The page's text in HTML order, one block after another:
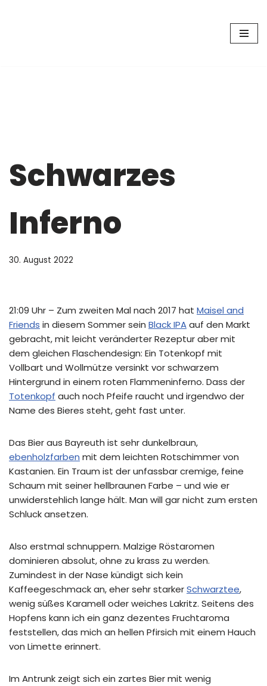
Schwarzes
Inferno
30. August 2022
21:09 Uhr – Zum zweiten Mal nach 2017 hat Maisel and
Friends in diesem Sommer sein Black IPAauf den Markt
gebracht, mit leicht veränderter Rezeptur aber mit
dem gleichen Flaschendesign: Ein Totenkopf mit
Vollbart und Wollmütze versinkt vor schwarzem
Hintergrund in einem roten Flammeninferno. Dass der
Totenkopf auch noch Pfeife raucht und irgendwo der
Name des Bieres steht, geht fast unter.
Das Bier aus Bayreuth ist sehr dunkelbraun,
ebenholzfarben mit dem leichten Rotschimmer von
Kastanien. Ein Traum ist der unfassbar cremige, feine
Schaum mit seiner hellbraunen Farbe – und wie er
unwiderstehlich lange hält. Man will gar nicht zum ersten
Schluck ansetzen.
Also erstmal schnuppern. Malzige Röstaromen
dominieren absolut, ohne zu krass zu werden.
Zumindest in der Nase kündigt sich kein
Kaffeegeschmack an, eher sehr starkerSchwarztee,
wenig süßes Karamell oder weiches Lakritz. Seitens des
Hopfens kann ich ein ganz dezentes Fruchtaroma
feststellen, das mich an hellen Pfirsich mit einem Hauch
von Limette erinnert.
Im Antrunk zeigt sich ein zartes Bier mit wenig